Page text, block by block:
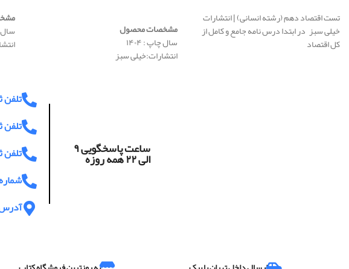
تست اقتصاد دهم (رشته انسانی) | انتشارات
خیلی سبز در ابتدا درس نامه جامع و کامل از
کل اقتصاد
مشخصات محصول
سال چاپ : ۱۴۰۴
انتشارات:خیلی سبز
سال
ساعت پاسخگویی ۹ الی ۲۲ همه روزه
تلفن
تلفن
تلفن
شماره